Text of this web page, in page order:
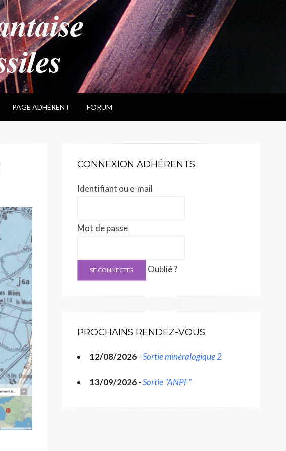
PAGE ADHÉRENT FORUM
CONNEXION ADHÉRENTS
Identifiant ou e-mail
Mot de passe
Oublié ?
PROCHAINS RENDEZ-VOUS
12/08/2026-Sortie minéralogique 2
13/09/2026-Sortie "ANPF"